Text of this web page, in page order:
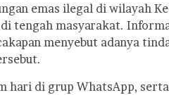
emas ilegal di wilayah
tengah masyarakat.
menyebut adanya
hari di grup WhatsApp,